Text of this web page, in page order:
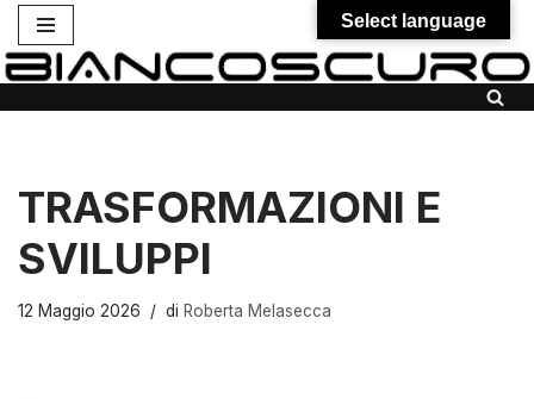
Vai
TRASFORMAZIONI E
SVILUPPI
12 Maggio 2026 di Roberta Melasecca
Select language